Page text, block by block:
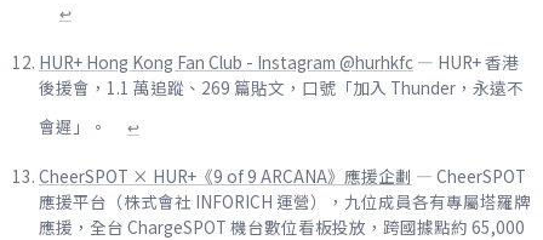
↩
HUR+ Hong Kong Fan Club - Instagram @hurhkfc — HUR+ 香港
後援會，1.1 萬追蹤、269 篇貼文，口號「加入 Thunder，永遠不
會遲」。
↩
CheerSPOT × HUR+《9 of 9 ARCANA》應援企劃 — CheerSPOT
應援平台（株式會社 INFORICH 運營），九位成員各有專屬塔羅牌
應援，全台 ChargeSPOT 機台數位看板投放，跨國據點約 65,000